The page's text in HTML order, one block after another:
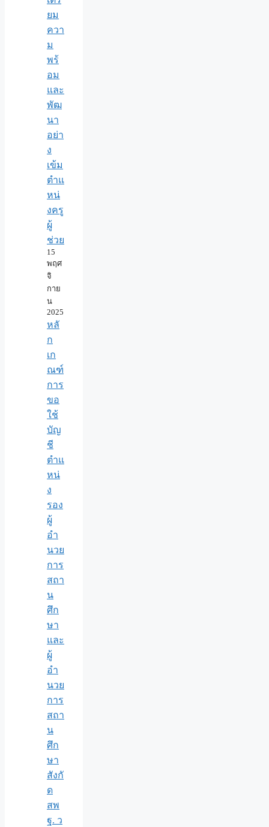
ยม
ควา
ม
พร้
อม
และ
พัฒ
นา
อย่า
ง
เข้ม
ตำแ
หน่
งครู
ผู้
ช่วย
15
พฤศ
จิ
กาย
น
2025
หลั
ก
เก
ณฑ์
การ
ขอ
ใช้
บัญ
ชี
ตำแ
หน่
ง
รอง
ผู้
อำ
นวย
การ
สถา
น
ศึก
ษา
และ
ผู้
อำ
นวย
การ
สถา
น
ศึก
ษา
สังกั
ด
สพ
ฐ. ว